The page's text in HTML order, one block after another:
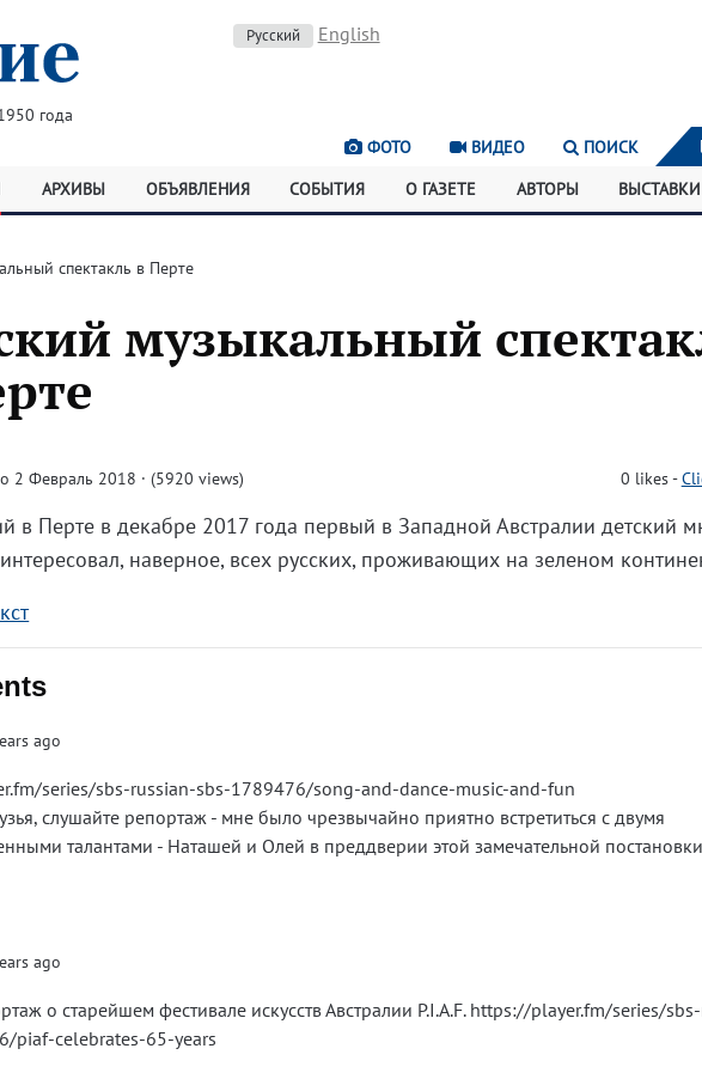
года
Русский English
ФОТО ВИДЕО ПОИСК
АРХИВЫ ОБЪЯВЛЕНИЯ СОБЫТИЯ О ГАЗЕТЕ АВТОРЫ ВЫСТАВКИ
спектакль в Перте
музыкальный
2 Февраль 2018 · (5920 views) 0 likes-
в Перте в декабре 2017 года первый в Западной Австралии детский
наверное, всех русских, проживающих на зеленом
ago
series/sbs-russian-sbs-1789476/song-and-dance-music-and-fun
слушайте репортаж - мне было чрезвычайно приятно встретиться с двумя
талантами - Наташей и Олей в преддверии этой замечательной
ago
о старейшем фестивале искусств Австралии P.I.A.F. https://player.fm/series/
piaf-celebrates-65-years